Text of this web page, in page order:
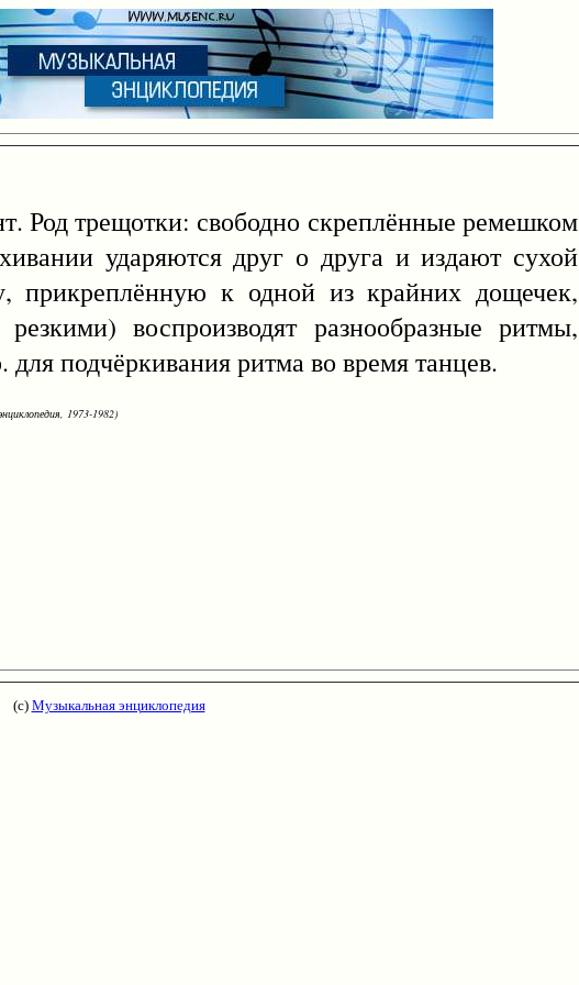
трещотки: свободно скреплённые ремешком
ударяются друг о друга и издают сухой
прикреплённую к одной из крайних дощечек,
воспроизводят разнообразные ритмы,
подчёркивания ритма во время танцев.
1973-1982)
(с) Музыкальная энциклопедия